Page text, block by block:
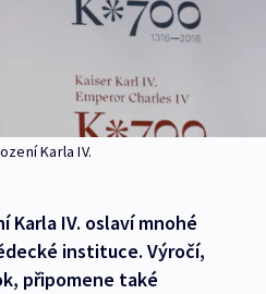
Karla IV.
IV. oslaví mnohé
instituce. Výročí,
připomene také